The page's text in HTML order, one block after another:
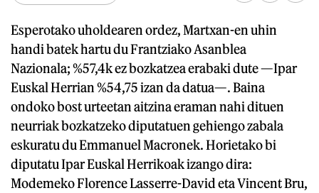
Esperotako uholdearen ordez, Martxan-en uhin
handi batek hartu du Frantziako Asanblea
Nazionala; %57,4k ez bozkatzea erabaki dute —Ipar
Euskal Herrian %54,75 izan da datua—. Baina
ondoko bost urteetan aitzina eraman nahi dituen
neurriak bozkatzeko diputatuen gehiengo zabala
eskuratu du Emmanuel Macronek. Horietako bi
diputatu Ipar Euskal Herrikoak izango dira:
Modemeko Florence Lasserre-David eta Vincent Bru,